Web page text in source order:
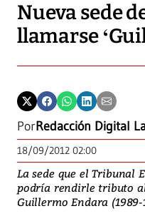
Nueva sede
llamarse
PorRedacción Digital
18/09/2012 02:00
La sede que el Tribunal
podría rendirle tributo
Guillermo Endara (1989-